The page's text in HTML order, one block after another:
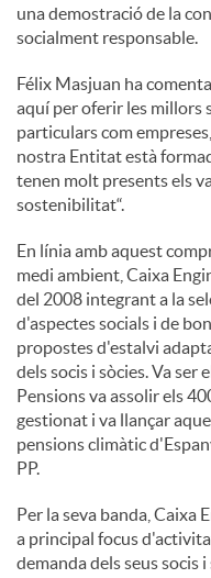
una demostració de la
socialment responsable.
Félix Masjuan ha
aquí per oferir les millors
particulars com
nostra Entitat està
tenen molt presents els
sostenibilitat“.
En línia amb aquest
medi ambient, Caixa
del 2008 integrant a la
d'aspectes socials i de
propostes d'estalvi
dels socis i sòcies. Va ser
Pensions va assolir els
gestionat i va llançar
pensions climàtic
PP.
Per la seva banda, Caixa
a principal focus
demanda dels seus socis